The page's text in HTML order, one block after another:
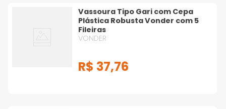
Vassoura Tipo Gari com Cepa
Plástica Robusta Vonder com 5
Fileiras
VONDER
R$ 37,76